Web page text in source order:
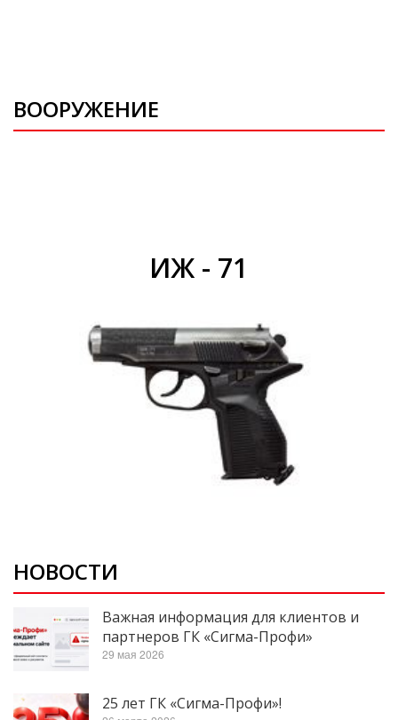
ВООРУЖЕНИЕ
ИЖ - 71
НОВОСТИ
Важная информация для клиентов и
партнеров ГК «Сигма-Профи»
29 мая 2026
25 лет ГК «Сигма-Профи»!